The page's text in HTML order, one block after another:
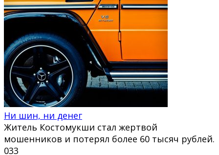
Ни шин, ни денег
Житель Костомукши стал жертвой
мошенников и потерял более 60 тысяч рублей.
033